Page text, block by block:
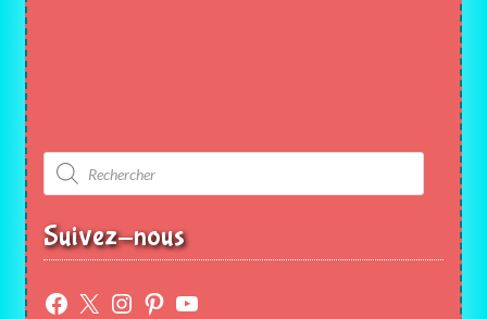
Recherche
de
produits
Suivez-nous
Facebook
X Instagram
Pinterest
YouTube